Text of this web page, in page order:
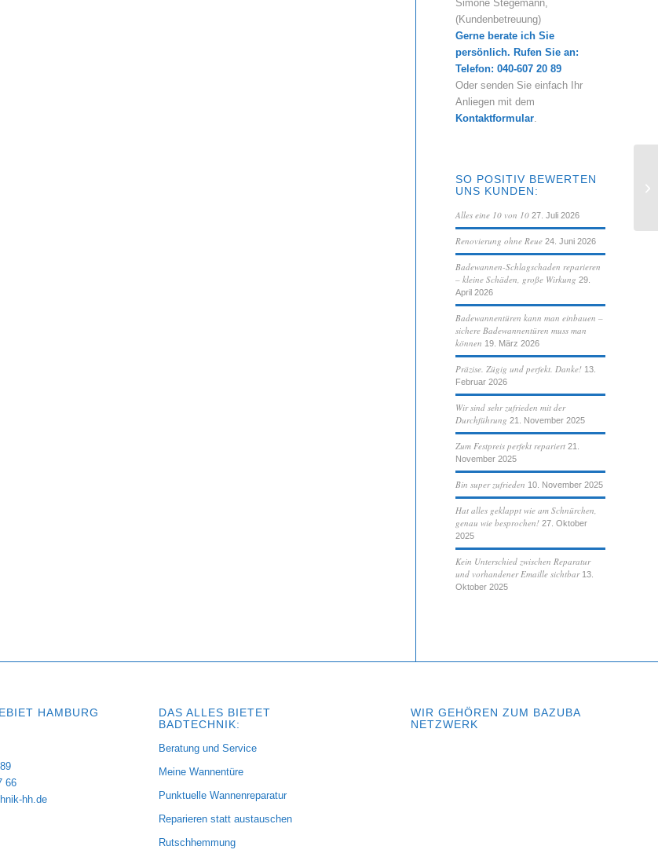
Simone Stegemann,
(Kundenbetreuung)
Gerne berate ich Sie
persönlich. Rufen Sie an:
Telefon: 040-607 20 89
Oder senden Sie einfach Ihr
Anliegen mit dem
Kontaktformular
SO POSITIV BEWERTEN
UNS KUNDEN:
Alles eine 10 von 10 27. Juli 2026
Renovierung ohne Reue 24. Juni 2026
Badewannen-Schlagschaden reparieren
– kleine Schäden, große Wirkung 29.
April 2026
Badewannentüren kann man einbauen –
sichere Badewannentüren muss man
können 19. März 2026
Präzise. Zügig und perfekt. Danke! 13.
Februar 2026
Wir sind sehr zufrieden mit der
Durchführung 21. November 2025
Zum Festpreis perfekt repariert 21.
November 2025
Bin super zufrieden 10. November 2025
Hat alles geklappt wie am Schnürchen,
genau wie besprochen! 27. Oktober
2025
Kein Unterschied zwischen Reparatur
und vorhandener Emaille sichtbar 13.
Oktober 2025
HAMBURG
66
hh.de
DAS ALLES BIETET
BADTECHNIK:
Beratung und Service
Meine Wannentüre
Punktuelle Wannenreparatur
Reparieren statt austauschen
Rutschhemmung
WIR GEHÖREN ZUM BAZUBA
NETZWERK